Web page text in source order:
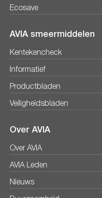
Ecosave
AVIA smeermiddelen
Kentekencheck
Informatief
Productbladen
Veiligheidsbladen
Over AVIA
Over AVIA
AVIA Leden
Nieuws